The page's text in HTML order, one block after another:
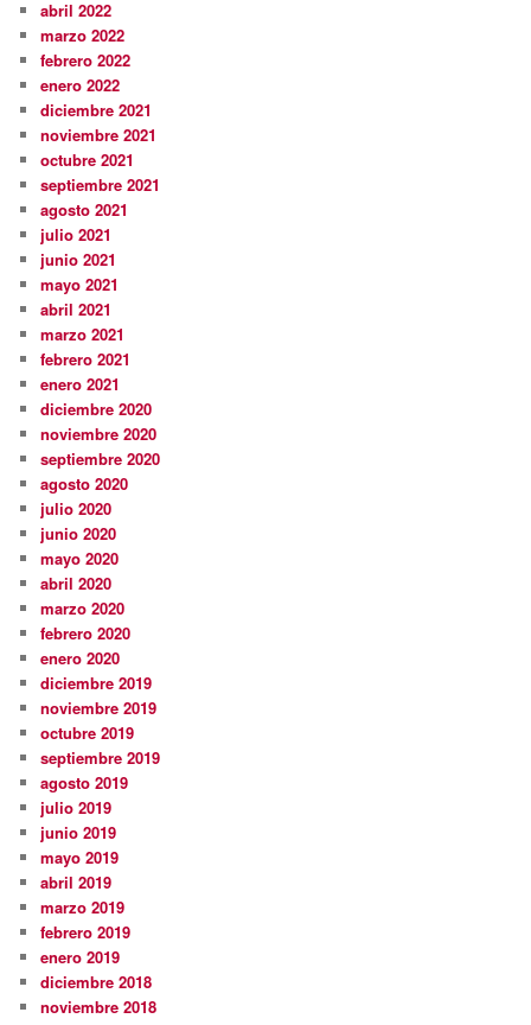
abril 2022
marzo 2022
febrero 2022
enero 2022
diciembre 2021
noviembre 2021
octubre 2021
septiembre 2021
agosto 2021
julio 2021
junio 2021
mayo 2021
abril 2021
marzo 2021
febrero 2021
enero 2021
diciembre 2020
noviembre 2020
septiembre 2020
agosto 2020
julio 2020
junio 2020
mayo 2020
abril 2020
marzo 2020
febrero 2020
enero 2020
diciembre 2019
noviembre 2019
octubre 2019
septiembre 2019
agosto 2019
julio 2019
junio 2019
mayo 2019
abril 2019
marzo 2019
febrero 2019
enero 2019
diciembre 2018
noviembre 2018